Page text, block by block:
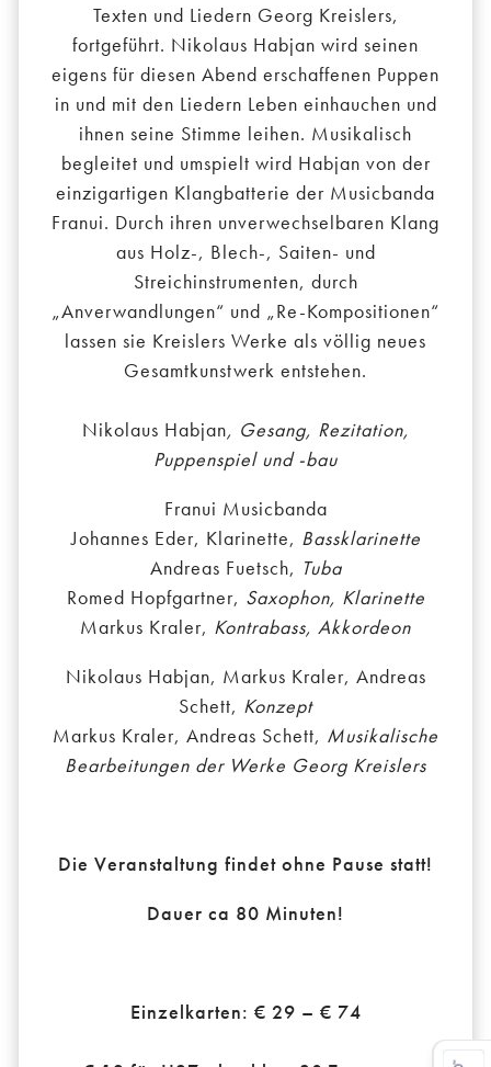
Texten und Liedern Georg Kreislers,
fortgeführt. Nikolaus Habjan wird seinen
eigens für diesen Abend erschaffenen Puppen
in und mit den Liedern Leben einhauchen und
ihnen seine Stimme leihen. Musikalisch
begleitet und umspielt wird Habjan von der
einzigartigen Klangbatterie der Musicbanda
Franui. Durch ihren unverwechselbaren Klang
aus Holz-, Blech-, Saiten- und
Streichinstrumenten, durch
„Anverwandlungen“ und „Re-Kompositionen“
lassen sie Kreislers Werke als völlig neues
Gesamtkunstwerk entstehen.
Nikolaus Habjan, Gesang, Rezitation,
Puppenspiel und -bau
Franui Musicbanda
Johannes Eder, Klarinette, Bassklarinette
Andreas Fuetsch, Tuba
Romed Hopfgartner, Saxophon, Klarinette
Markus Kraler, Kontrabass, Akkordeon
Nikolaus Habjan, Markus Kraler, Andreas
Schett, Konzept
Markus Kraler, Andreas Schett, Musikalische
Bearbeitungen der Werke Georg Kreislers
Die Veranstaltung findet ohne Pause statt!
Dauer ca 80 Minuten!
Einzelkarten: € 29 – € 74